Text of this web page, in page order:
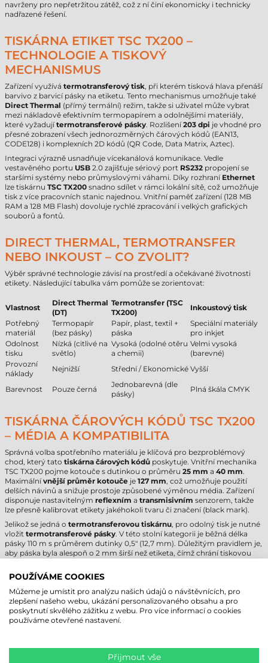
navrženy pro nepřetržitou zátěž, což z ní činí ekonomicky i technicky
nadřazené řešení.
TISKÁRNA ETIKET TSC TX200 –
TECHNOLOGIE A TISKOVÝ
MECHANISMUS
Zařízení využívá termotransferový tisk, při kterém tisková hlava přenáší
barvivo z barvicí pásky na etiketu. Tento mechanismus umožňuje také
Direct Thermal (přímý termální) režim, takže si uživatel může vybrat
mezi nákladově efektivním termopapírem a odolnějšími materiály,
které vyžadujítermotransferové pásky. Rozlišení203 dpi je vhodné pro
přesné zobrazení všech jednorozměrných čárových kódů (EAN13,
CODE128) i komplexních 2D kódů (QR Code, Data Matrix, Aztec).
Integraci výrazně usnadňuje vícekanálová komunikace. Vedle
vestavěného portu USB 2.0 zajišťuje sériový port RS232 propojení se
staršími systémy nebo průmyslovými váhami. Díky rozhraní Ethernet
lze tiskárnu TSC TX200 snadno sdílet v rámci lokální sítě, což umožňuje
tisk z více pracovních stanic najednou. Vnitřní paměť zařízení (128 MB
RAM a 128 MB Flash) dovoluje rychlé zpracování i velkých grafických
souborů a fontů.
DIRECT THERMAL, TERMOTRANSFER
NEBO INKOUST – CO ZVOLIT?
Výběr správné technologie závisí na prostředí a očekávané životnosti
etikety. Následující tabulka vám pomůže se zorientovat:
Vlastnost
Direct Thermal
(DT)
Termotransfer (TSC
TX200)
Inkoustový tisk
Potřebný
materiál
Termopapír
(bez pásky)
Papír, plast, textil +
páska
Speciální materiály
pro inkjet
Odolnost
tisku
Nízká (citlivé na
světlo)
Vysoká (odolné otěru
a chemii)
Velmi vysoká
(barevné)
Provozní
náklady
Nejnižší Střední / Ekonomické Vyšší
Barevnost Pouze černá
Jednobarevná (dle
pásky)
Plná škála CMYK
TISKÁRNA ČÁROVÝCH KÓDŮ TSC TX200
– MÉDIA A KOMPATIBILITA
Správná volba spotřebního materiálu je klíčová pro bezproblémový
chod, který tato tiskárna čárových kódů poskytuje. Vnitřní mechanika
TSC TX200 pojme kotouče s dutinkou o průměru 25 mm a 40 mm.
Maximálnívnější průměr kotouče je 127 mm, což umožňuje použití
delších návinů a snižuje prostoje způsobené výměnou média. Zařízení
disponuje nastavitelným reflexním a transmisivním senzorem, takže
lze přesně kalibrovat etikety jakéhokoli tvaru či značení (black mark).
Jelikož se jedná o termotransferovou tiskárnu, pro odolný tisk je nutné
vložit termotransferové pásky. V této stolní kategorii je běžná délka
pásky 110 m s průměrem dutinky 0,5" (12,7 mm). Důležitým pravidlem je,
aby páska byla alespoň o 2 mm širší než etiketa, čímž chrání tiskovou
podporuje maximální šířku tisku
může pohybovat od3 mmaž po
Tloušťka potisknutelného média se může pohybovat mezi 0,055 mm a
0,254 mm, což umožňuje i tisk na silnější kartonové materiály. Pokud se
rozhodnete využít našiskladovou nabídku etiket v kotoučích, je důležité
dodržet limit maximální šířky materiálu
POUŽÍVÁME COOKIES
Můžeme je umístit pro analýzu našich údajů o návštěvnících, pro
zlepšení našeho webu, ukázání personalizovaného obsahu a pro
poskytnutí skvělého zážitku z webu. Pro více informací o cookies
používáme otevřené nastavení.
Přijmout vše